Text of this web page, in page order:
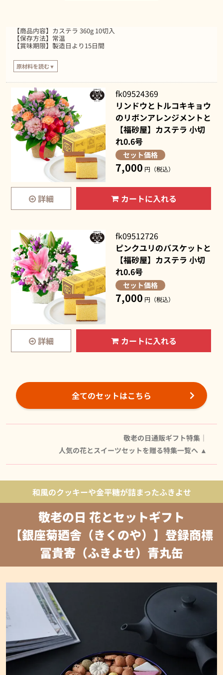
豊かな味わいは、おじいちゃん・おばあちゃんへのプレゼントにぴったりで
す。
【商品内容】カステラ 360g 10切入
【保存方法】常温
【賞味期限】製造日より15日間
原材料を読む▼
【原材料】
鶏卵（国産）、砂糖、小麦粉、水あめ
fk09524369
リンドウとトルコキキョウ
のリボンアレンジメントと
【福砂屋】カステラ 小切
れ0.6号
セット価格
7,000 円（税込）
詳細 カートに入れる
fk09512726
ピンクユリのバスケットと
【福砂屋】カステラ 小切
れ0.6号
セット価格
7,000 円（税込）
詳細 カートに入れる
全てのセットはこちら
敬老の日通販ギフト特集｜
人気の花とスイーツセットを贈る特集一覧へ
和風のクッキーや金平糖が詰まったふきよせ
敬老の日 花とセットギフト
【銀座菊廼舎（きくのや）】登録商標
冨貴寄（ふきよせ）青丸缶